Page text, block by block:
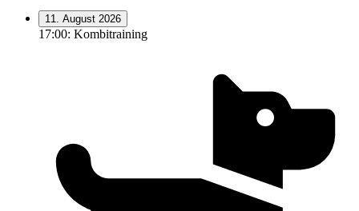
11. August 2026
17:00: Kombitraining